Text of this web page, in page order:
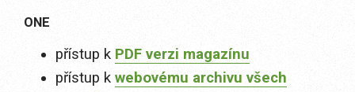
ONE
přístup k PDF verzi magazínu
přístup k webovému archivu všech